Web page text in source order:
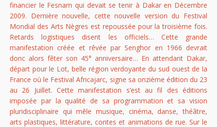
financier le Fesnam qui devait se tenir à Dakar en Décembre
2009. Dernière nouvelle, cette nouvelle version du Festival
Mondial des Arts Nègres est repoussée pour la troisième fois.
Retards logistiques disent les officiels… Cette grande
manifestation créée et rêvée par Senghor en 1966 devrait
donc alors fêter son 45° anniversaire… En attendant Dakar,
départ pour le Lot, belle région verdoyante du sud ouest de la
France où le Festival Africajarc, signe sa onzième édition du 23
au 26 Juillet. Cette manifestation s’est au fil des éditions
imposée par la qualité de sa programmation et sa vision
pluridisciplinaire qui mêle musique, cinéma, danse, théâtre,
arts plastiques, littérature, contes et animations de rue. Sur le